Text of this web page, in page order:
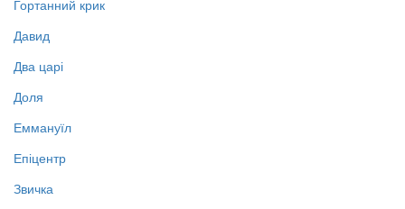
Гортанний крик
Давид
Два царі
Доля
Еммануїл
Епіцентр
Звичка